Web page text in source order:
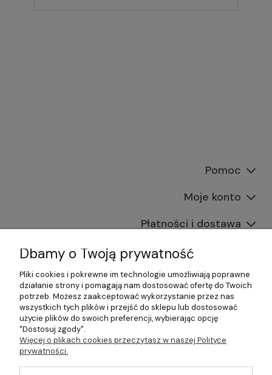
Pomoc
Moje konto
Płatności i dostawa
Informacje
O nas
©2026 Wszelkie Prawa Zastrzeżone | Gastrosklep |
Wyposażenie gastronomii, restauracji oraz barów
Szablon Master byEcommercy
Dbamy o Twoją prywatność
Pliki cookies i pokrewne im technologie umożliwiają poprawne
działanie strony i pomagają nam dostosować ofertę do Twoich
potrzeb. Możesz zaakceptować wykorzystanie przez nas
wszystkich tych plików i przejść do sklepu lub dostosować
użycie plików do swoich preferencji, wybierając opcję
"Dostosuj zgody".
Więcej o plikach cookies przeczytasz w naszej Polityce
prywatności.